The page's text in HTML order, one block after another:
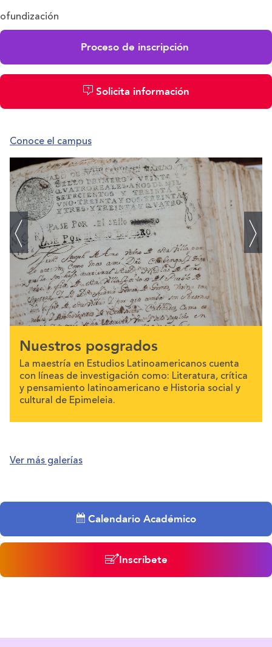
Proceso de inscripción
Solicita información
Conoce el campus
Nuestros posgrados
La maestría en Estudios Latinoamericanos cuenta
con líneas de investigación como: Literatura, crítica
y pensamiento latinoamericano e Historia social y
cultural de Epimeleia.
Ver más galerías
Calendario Académico
Inscríbete